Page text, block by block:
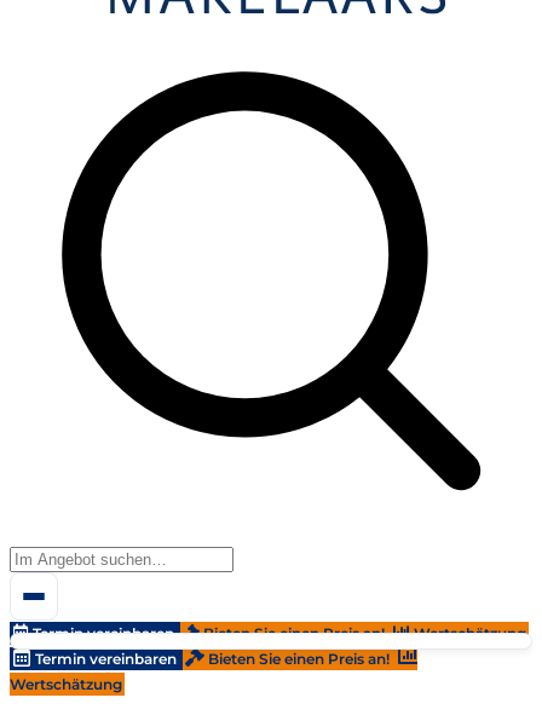
Termin vereinbaren Bieten Sie einen Preis an!
Wertschätzung
Termin vereinbaren
Bieten Sie einen Preis an!
Wertschätzung